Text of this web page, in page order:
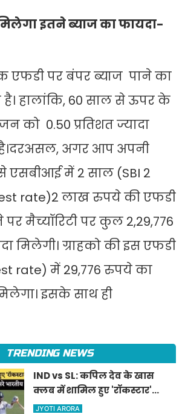
इतने ब्याज का फायदा-
पर बंपर ब्याज पाने का
है। हालांकि, 60 साल से ऊपर के
को 0.50 प्रतिशत ज्यादा
अगर आप अपनी
एसबीआई में 2 साल (SBI 2
rate)2 लाख रुपये की एफडी
मैच्यॉरिटी पर कुल 2,29,776
मिलेगी। ग्राहको की इस एफडी
rate) में 29,776 रुपये का
इसके साथ ही
TRENDING NEWS
IND vs SL: कपिल देव के खास
क्लब में शामिल हुए 'रॉकस्टार'
जडेजा, ऐसा करने वाले बने मात्र
JYOTI ARORA